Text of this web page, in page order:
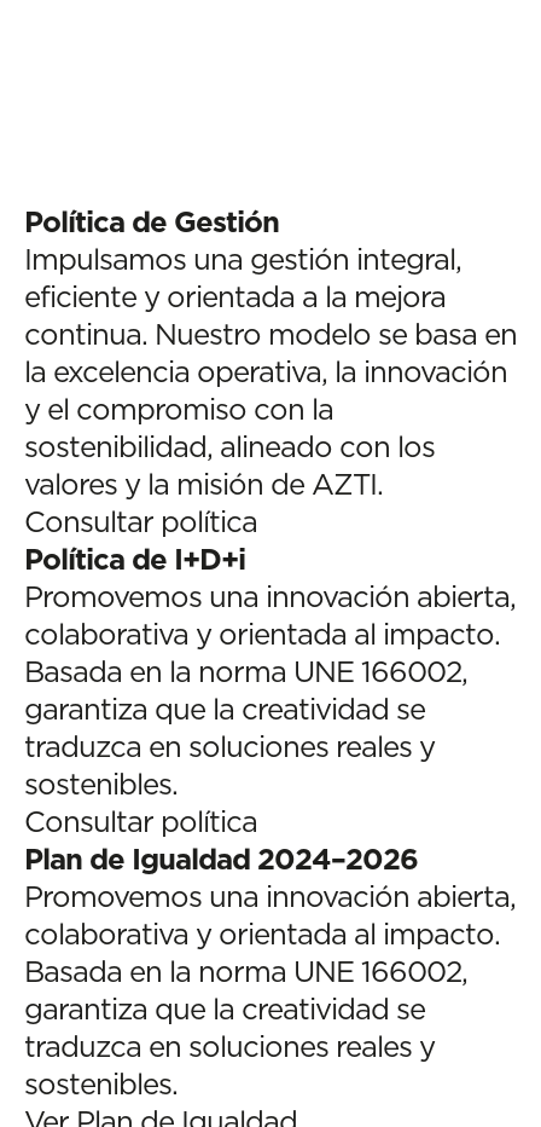
Política de Gestión
Impulsamos una gestión integral,
eficiente y orientada a la mejora
continua. Nuestro modelo se basa en
la excelencia operativa, la innovación
y el compromiso con la
sostenibilidad, alineado con los
valores y la misión de AZTI.
Consultar política
Política de I+D+i
Promovemos una innovación abierta,
colaborativa y orientada al impacto.
Basada en la norma UNE 166002,
garantiza que la creatividad se
traduzca en soluciones reales y
sostenibles.
Consultar política
Plan de Igualdad 2024–2026
Promovemos una innovación abierta,
colaborativa y orientada al impacto.
Basada en la norma UNE 166002,
garantiza que la creatividad se
traduzca en soluciones reales y
sostenibles.